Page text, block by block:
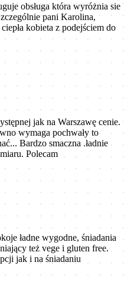
obsługa która wyróżnia sie
pani Karolina,
kobieta z podejściem do
jak na Warszawę cenie.
wymaga pochwały to
Bardzo smaczna .ładnie
Polecam
ładne wygodne, śniadania
też vege i gluten free.
jak i na śniadaniu